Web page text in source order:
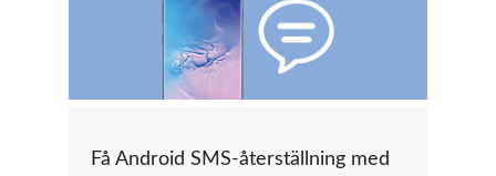
Få Android SMS-återställning med